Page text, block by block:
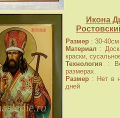
Икона
Размер : 30-40см
Материал :
краски,
Технология :
размерах.
Размер : Нет в
дней